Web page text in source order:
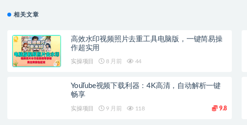
相关文章
高效水印视频照片去重工具电脑版，一键简易操
作超实用
实操项目 8 月前 44
YouTube视频下载利器：4K高清，自动解析一键
畅享
实操项目 9 月前 118 9.8